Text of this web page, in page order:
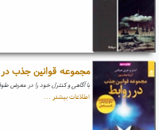
مجموعه قوانین جذب در
با آگاهی و کنترل خود را در معرض
اطلاعات بیشتر ...